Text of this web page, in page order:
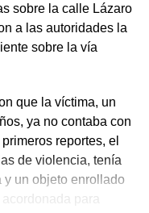
sobre la calle Lázaro
a las autoridades la
sobre la vía
que la víctima, un
ya no contaba con
reportes, el
de violencia, tenía
un objeto enrollado
para